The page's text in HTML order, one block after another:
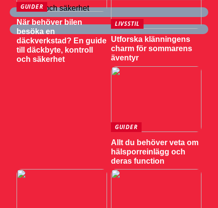
GUIDER
När behöver bilen
besöka en
däckverkstad? En guide
till däckbyte, kontroll
och säkerhet
LIVSSTIL
Utforska klänningens
charm för sommarens
äventyr
GUIDER
Allt du behöver veta om
hälsporreinlägg och
deras function